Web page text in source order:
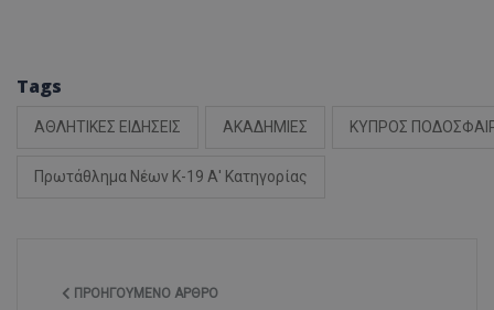
Tags
ΑΘΛΗΤΙΚΕΣ ΕΙΔΗΣΕΙΣ ΑΚΑΔΗΜΙΕΣ ΚΥΠΡΟΣ
Πρωτάθλημα Νέων Κ-19 Α' Κατηγορίας
ΠΡΟΗΓΟΎΜΕΝΟ ΆΡΘΡΟ